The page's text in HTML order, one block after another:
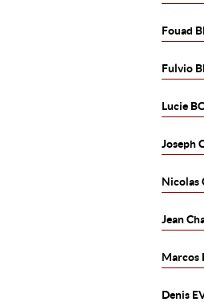
Fouad
Fulvio
Lucie
Joseph
Nicolas
Jean
Marcos
Denis